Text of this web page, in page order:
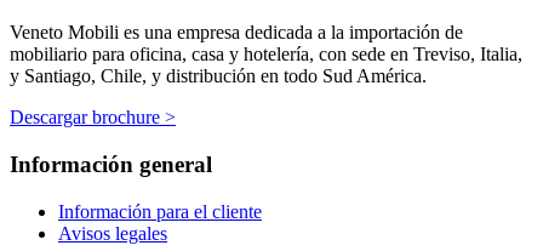
Veneto Mobili es una empresa dedicada a la importación de
mobiliario para oficina, casa y hotelería, con sede en Treviso, Italia,
y Santiago, Chile, y distribución en todo Sud América.
Descargar brochure >
Información general
Información para el cliente
Avisos legales